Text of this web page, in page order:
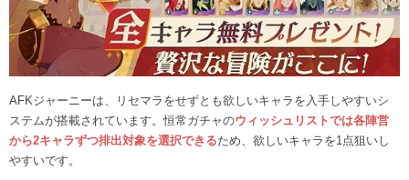
AFKジャーニーは、リセマラをせずとも欲しいキャラを入手しやすいシ
ステムが搭載されています。恒常ガチャのウィッシュリストでは各陣営
から2キャラずつ排出対象を選択できるため、欲しいキャラを1点狙いし
やすいです。